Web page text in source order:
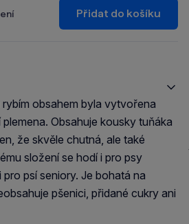
Přidat do košíku
obsahem byla vytvořena
Obsahuje kousky tuňáka
že skvěle chutná, ale také
složení se hodí i pro psy
psí seniory. Je bohatá na
pšenici, přidané cukry ani